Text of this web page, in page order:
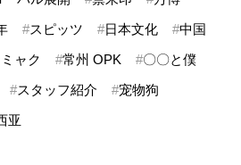
#スピッツ #日本文化 #中国
ャク #常州 OPK #〇〇と僕
#スタッフ紹介 #宠物狗
亚